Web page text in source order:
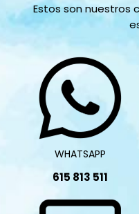
Estos son nuestros
WHATSAPP
615 813 511